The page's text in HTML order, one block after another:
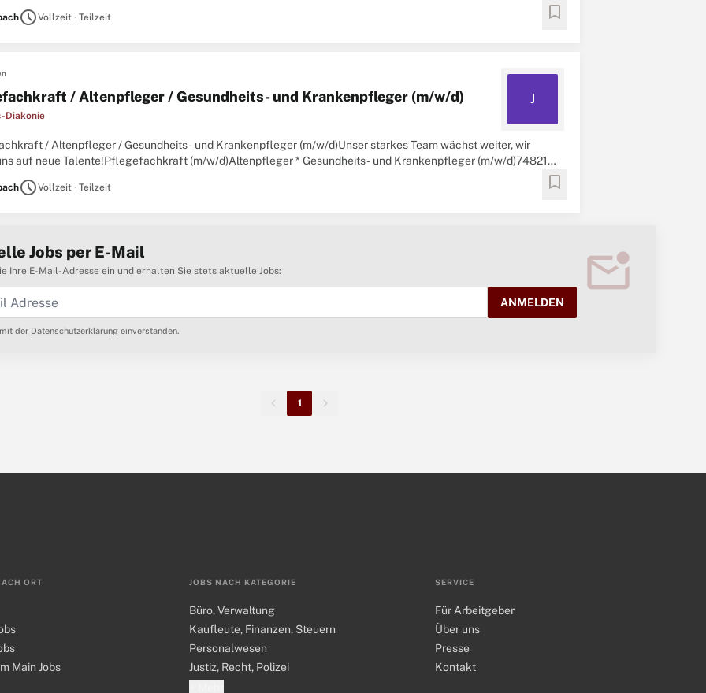
scheduleVollzeit · Teilzeit bookmark
/ Altenpfleger / Gesundheits- und Krankenpfleger (m/w/d)
Diakonie
J
/ Altenpfleger / Gesundheits- und Krankenpfleger (m/w/d)Unser starkes Team wächst weiter, wir
auf neue Talente!Pflegefachkraft (m/w/d)Altenpfleger * Gesundheits- und Krankenpfleger (m/w/d)74821
scheduleVollzeit · Teilzeit bookmark
Jobs per E-Mail
Ihre E-Mail-Adresse ein und erhalten Sie stets aktuelle Jobs:
ANMELDEN
der Datenschutzerklärung einverstanden.
mark_email_unread
1
ORT
Main Jobs
JOBS NACH KATEGORIE
Büro, Verwaltung
Kaufleute, Finanzen, Steuern
Personalwesen
Justiz, Recht, Polizei
SERVICE
Für Arbeitgeber
Über uns
Presse
Kontakt